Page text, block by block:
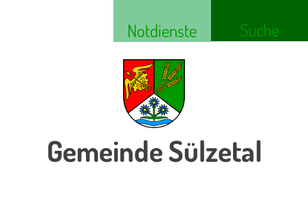
Notdienste Suche
Gemeinde Sülzetal